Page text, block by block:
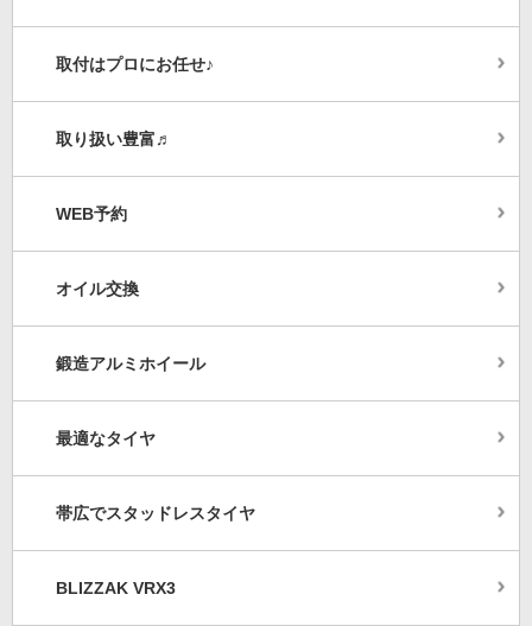
取付はプロにお任せ♪
取り扱い豊富♬
WEB予約
オイル交換
鍛造アルミホイール
最適なタイヤ
帯広でスタッドレスタイヤ
BLIZZAK VRX3